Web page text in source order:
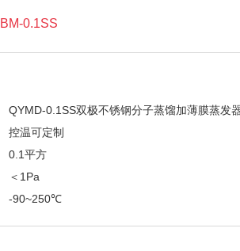
0.1SS
QYMD-0.1SS双极不锈钢分子蒸馏加薄膜蒸发
控温可定制
0.1平方
＜1Pa
-90~250℃